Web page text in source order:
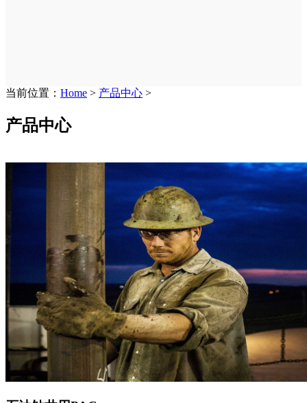
当前位置： Home > 产品中心 >
产品中心